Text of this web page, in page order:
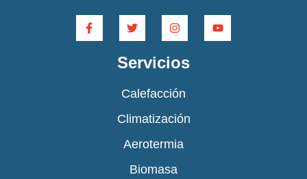
Servicios
Calefacción
Climatización
Aerotermia
Biomasa